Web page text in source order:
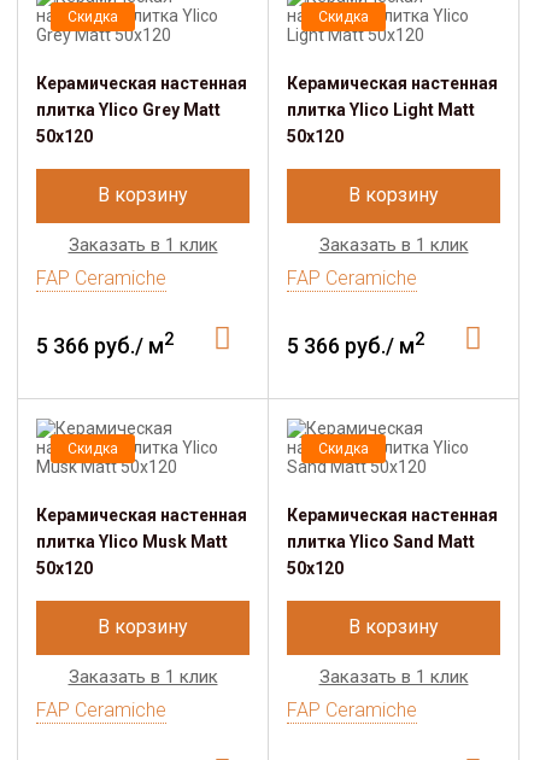
Скидка
Керамическая настенная
плитка Ylico Grey Matt
50x120
В корзину
Заказать в 1 клик
FAP Ceramiche
5 366 руб./ м2
Скидка
Керамическая настенная
плитка Ylico Light Matt
50x120
В корзину
Заказать в 1 клик
FAP Ceramiche
5 366 руб./ м2
Скидка
Керамическая настенная
плитка Ylico Musk Matt
50x120
В корзину
Заказать в 1 клик
FAP Ceramiche
Скидка
Керамическая настенная
плитка Ylico Sand Matt
50x120
В корзину
Заказать в 1 клик
FAP Ceramiche